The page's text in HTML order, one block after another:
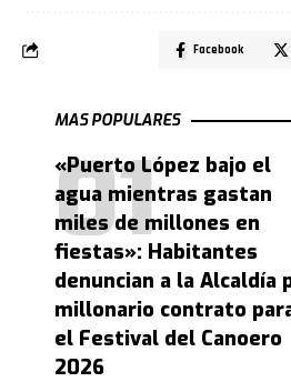
Facebook
MAS POPULARES
«Puerto López bajo el
agua mientras gastan
miles de millones en
fiestas»: Habitantes
denuncian a la Alcaldía
millonario contrato
el Festival del Canoero
2026